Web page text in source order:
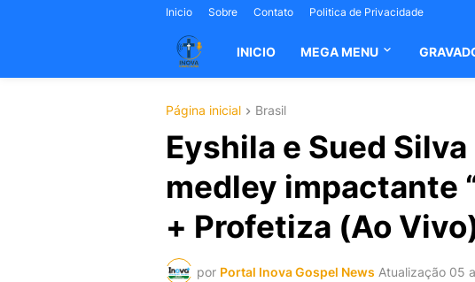
Inicio Sobre Contato Politica de Privacidade
INICIO MEGA MENU
Página inicial Brasil
Eyshila e Sued
medley impactante
+ Profetiza (Ao
por Portal Inova Gospel News Atualização 05